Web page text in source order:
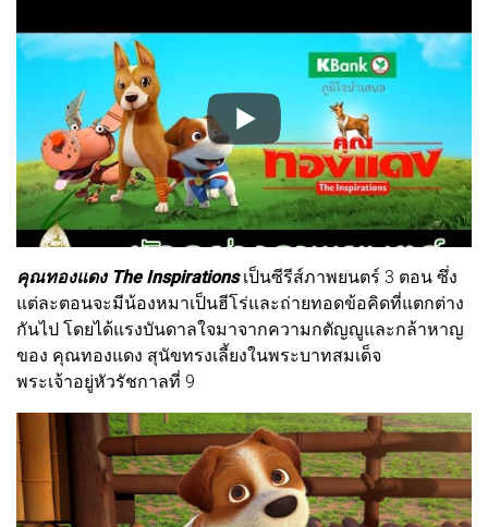
คุณทองแดง The Inspirationsเป็นซีรีส์ภาพยนตร์ 3 ตอน ซึ่ง
แต่ละตอนจะมีน้องหมาเป็นฮีโร่และถ่ายทอดข้อคิดที่แตกต่าง
กันไป โดยได้แรงบันดาลใจมาจากความกตัญญูและกล้าหาญ
ของ คุณทองแดง สุนัขทรงเลี้ยงในพระบาทสมเด็จ
พระเจ้าอยู่หัวรัชกาลที่ 9